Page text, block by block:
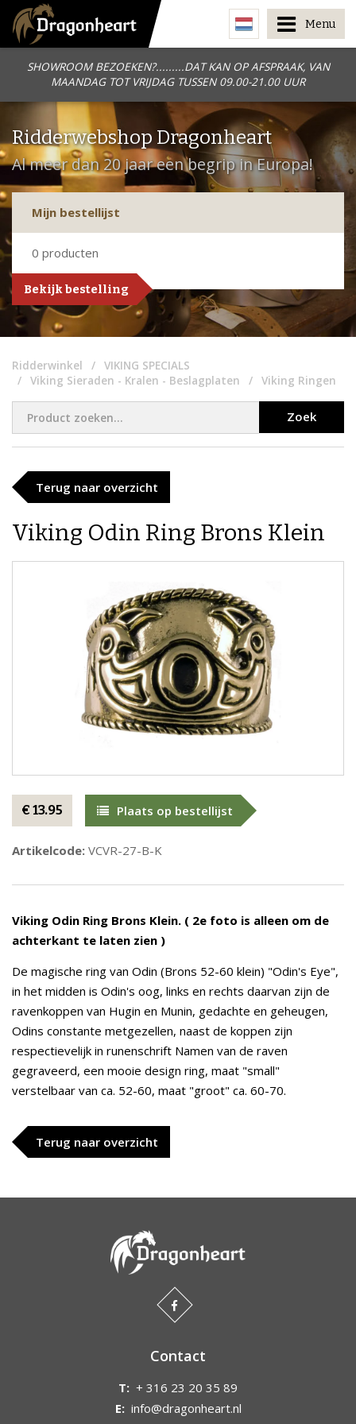
SHOWROOM BEZOEKEN?.........DAT KAN OP AFSPRAAK, VAN
MAANDAG TOT VRIJDAG TUSSEN 09.00-21.00 UUR
Menu
Ridderwebshop Dragonheart
Al meer dan 20 jaar een begrip in Europa!
Mijn bestellijst
0 producten
Bekijk bestelling
Ridderwinkel
VIKING SPECIALS
Viking Sieraden - Kralen - Beslagplaten
Viking Ringen
Zoek
Terug naar overzicht
Viking Odin Ring Brons Klein
€ 13.95 Plaats op bestellijst
Artikelcode: VCVR-27-B-K
Viking Odin Ring Brons Klein. ( 2e foto is alleen om de
achterkant te laten zien )
De magische ring van Odin (Brons 52-60 klein) "Odin's Eye",
in het midden is Odin's oog, links en rechts daarvan zijn de
ravenkoppen van Hugin en Munin, gedachte en geheugen,
Odins constante metgezellen, naast de koppen zijn
respectievelijk in runenschrift Namen van de raven
gegraveerd, een mooie design ring, maat "small"
verstelbaar van ca. 52-60, maat "groot" ca. 60-70.
Terug naar overzicht
Contact
T: + 316 23 20 35 89
E: info@dragonheart.nl